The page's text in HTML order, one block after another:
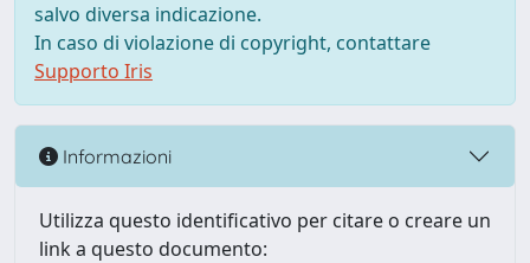
salvo diversa indicazione.
In caso di violazione di copyright, contattare
Supporto Iris
Informazioni
Utilizza questo identificativo per citare o creare un
link a questo documento: